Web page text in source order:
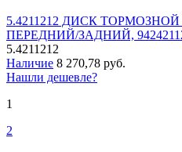
5.4211212 ДИСК ТОРМОЗНОЙ
ПЕРЕДНИЙ/ЗАДНИЙ,
5.4211212
Наличие 8 270,78 руб.
Нашли дешевле?
1
2